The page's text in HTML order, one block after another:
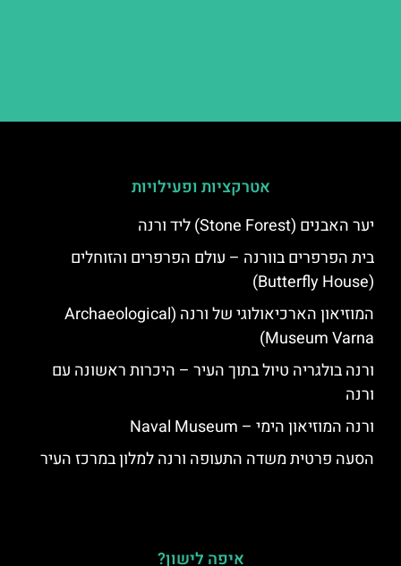
אטרקציות ופעילויות
יער האבנים (Stone Forest) ליד ורנה
בית הפרפרים בוורנה – עולם הפרפרים והזוחלים
(Butterfly House)
המוזיאון הארכיאולוגי של ורנה (Archaeological
Museum Varna)
ורנה בולגריה טיול בתוך העיר – היכרות ראשונה עם
ורנה
ורנה המוזיאון הימי – Naval Museum
הסעה פרטית משדה התעופה ורנה למלון במרכז העיר
איפה לישון?